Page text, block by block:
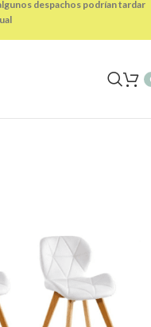
despachos podrían tardar